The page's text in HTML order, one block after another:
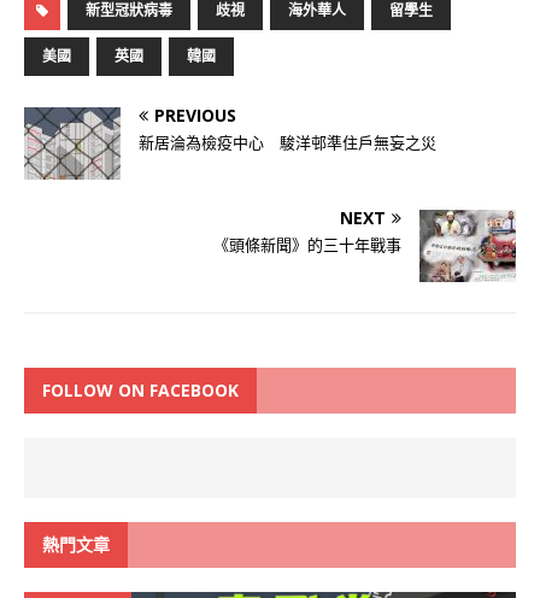
新型冠狀病毒 歧視 海外華人 留學生
美國 英國 韓國
PREVIOUS
新居淪為檢疫中心 駿洋邨準住戶無妄之災
NEXT
《頭條新聞》的三十年戰事
FOLLOW ON FACEBOOK
熱門文章